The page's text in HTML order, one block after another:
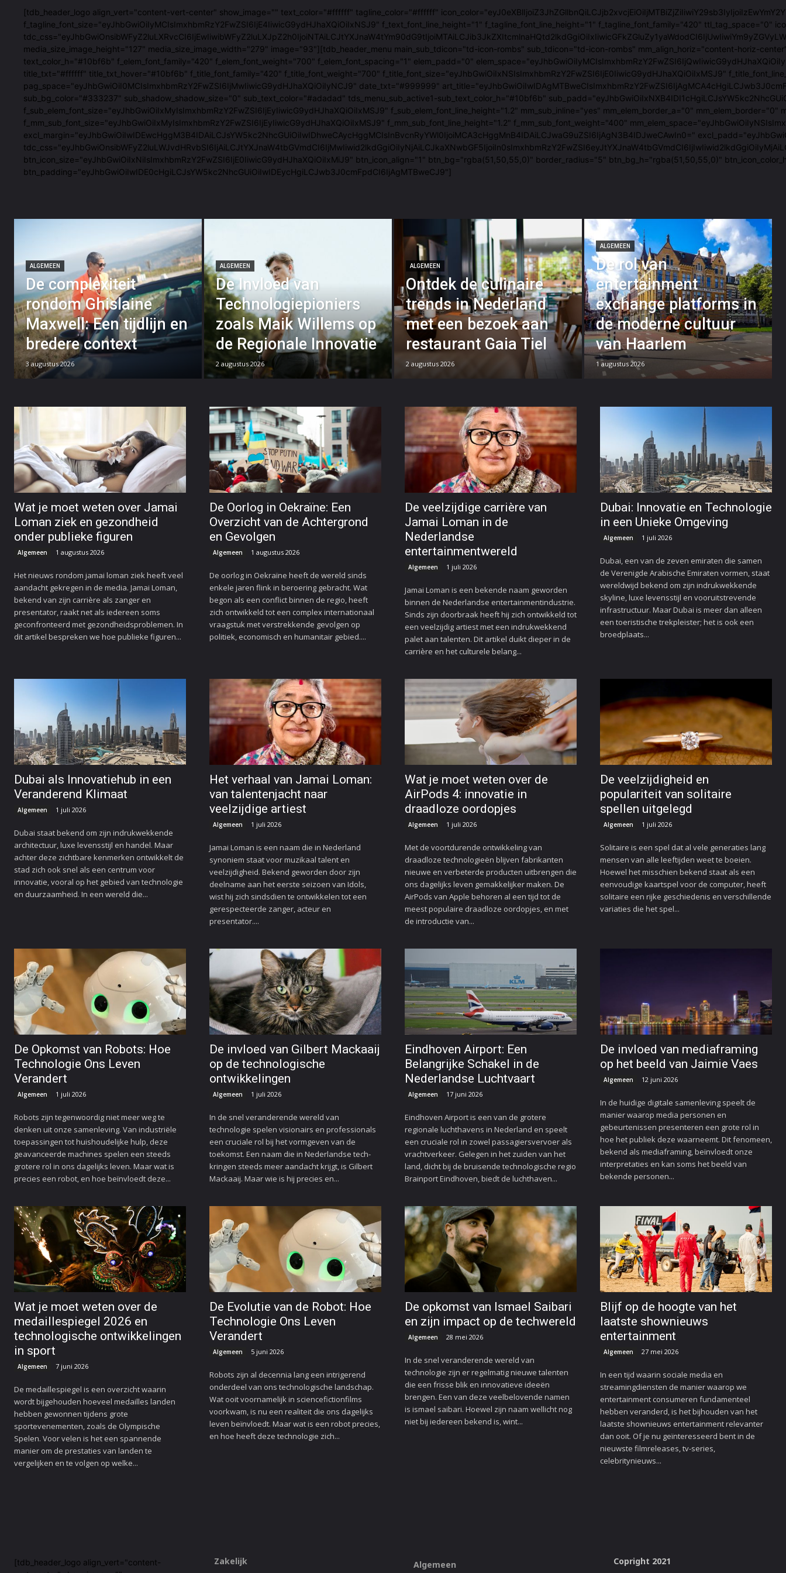
[tdb_header_logo align_vert="content-vert-center" show_image="" text_color="#ffffff" tagline_color="#ffffff"
f_tagline_font_size="eyJhbGwiOiIyMCIsImxhbmRzY2FwZSI6IjE4IiwicG9ydHJhaXQiOiIxNSJ9" f_text_font_line_height="1" f_tagline_font_line_height="1" f_tagline_font_family="420"
media_size_image_height="127" media_size_image_width="279" image="93"][tdb_header_menu main_sub_tdicon="td-icon-rombs" sub_tdicon="td-icon-rombs" mm_align_horiz="content-horiz-
text_color_h="#10bf6b" f_elem_font_family="420" f_elem_font_weight="700" f_elem_font_spacing="1" elem_padd="0"
title_txt="#ffffff" title_txt_hover="#10bf6b" f_title_font_family="420" f_title_font_weight="700" f_title_font_size="eyJhbGwiOiIxNSIsImxhbmRzY2FwZSI6IjE0IiwicG9ydHJhaXQiOiIxMSJ9"
pag_space="eyJhbGwiOiI0MCIsImxhbmRzY2FwZSI6IjMwIiwicG9ydHJhaXQiOiIyNCJ9" date_txt="#999999"
sub_bg_color="#333237" sub_shadow_shadow_size="0" sub_text_color="#adadad" tds_menu_sub_active1-sub_text_color_h="#10bf6b"
f_sub_elem_font_size="eyJhbGwiOiIxMyIsImxhbmRzY2FwZSI6IjEyIiwicG9ydHJhaXQiOiIxMSJ9" f_sub_elem_font_line_height="1.2" mm_sub_inline="yes" mm_elem_border_a="0"
f_mm_sub_font_size="eyJhbGwiOiIxMyIsImxhbmRzY2FwZSI6IjEyIiwicG9ydHJhaXQiOiIxMSJ9" f_mm_sub_font_line_height="1.2" f_mm_sub_font_weight="400"
excl_margin="eyJhbGwiOiIwIDEwcHggM3B4IDAiLCJsYW5kc2NhcGUiOiIwIDhweCAycHggMCIsInBvcnRyYWl0IjoiMCA3cHggMnB4IDAiLCJwaG9uZSI6IjAgN3B4IDJweCAwIn0="
btn_icon_size="eyJhbGwiOiIxNiIsImxhbmRzY2FwZSI6IjE0IiwicG9ydHJhaXQiOiIxMiJ9" btn_icon_align="1" btn_bg="rgba(51,50,55,0)" border_radius="5" btn_bg_h="rgba(51,50,55,0)"
btn_padding="eyJhbGwiOiIwIDE0cHgiLCJsYW5kc2NhcGUiOiIwIDEycHgiLCJwb3J0cmFpdCI6IjAgMTBweCJ9"]
ALGEMEEN
De complexiteit
rondom Ghislaine
Maxwell: Een tijdlijn en
bredere context
3 augustus 2026
ALGEMEEN
De Invloed van
Technologiepioniers
zoals Maik Willems op
de Regionale Innovatie
2 augustus 2026
ALGEMEEN
Ontdek de culinaire
trends in Nederland
met een bezoek aan
restaurant Gaia Tiel
2 augustus 2026
ALGEMEEN
De rol van
entertainment
exchange platforms in
de moderne cultuur
van Haarlem
1 augustus 2026
Wat je moet weten over Jamai
Loman ziek en gezondheid
onder publieke figuren
Algemeen 1 augustus 2026
Het nieuws rondom jamai loman ziek heeft veel
aandacht gekregen in de media. Jamai Loman,
bekend van zijn carrière als zanger en
presentator, raakt net als iedereen soms
geconfronteerd met gezondheidsproblemen. In
dit artikel bespreken we hoe publieke figuren...
De Oorlog in Oekraïne: Een
Overzicht van de Achtergrond
en Gevolgen
Algemeen 1 augustus 2026
De oorlog in Oekraïne heeft de wereld sinds
enkele jaren flink in beroering gebracht. Wat
begon als een conflict binnen de regio, heeft
zich ontwikkeld tot een complex internationaal
vraagstuk met verstrekkende gevolgen op
politiek, economisch en humanitair gebied....
De veelzijdige carrière van
Jamai Loman in de
Nederlandse
entertainmentwereld
Algemeen 1 juli 2026
Jamai Loman is een bekende naam geworden
binnen de Nederlandse entertainmentindustrie.
Sinds zijn doorbraak heeft hij zich ontwikkeld tot
een veelzijdig artiest met een indrukwekkend
palet aan talenten. Dit artikel duikt dieper in de
carrière en het culturele belang...
Dubai: Innovatie en Technologie
in een Unieke Omgeving
Algemeen 1 juli 2026
Dubai, een van de zeven emiraten die samen
de Verenigde Arabische Emiraten vormen, staat
wereldwijd bekend om zijn indrukwekkende
skyline, luxe levensstijl en vooruitstrevende
infrastructuur. Maar Dubai is meer dan alleen
een toeristische trekpleister; het is ook een
broedplaats...
Dubai als Innovatiehub in een
Veranderend Klimaat
Algemeen 1 juli 2026
Dubai staat bekend om zijn indrukwekkende
architectuur, luxe levensstijl en handel. Maar
achter deze zichtbare kenmerken ontwikkelt de
stad zich ook snel als een centrum voor
innovatie, vooral op het gebied van technologie
en duurzaamheid. In een wereld die...
Het verhaal van Jamai Loman:
van talentenjacht naar
veelzijdige artiest
Algemeen 1 juli 2026
Jamai Loman is een naam die in Nederland
synoniem staat voor muzikaal talent en
veelzijdigheid. Bekend geworden door zijn
deelname aan het eerste seizoen van Idols,
wist hij zich sindsdien te ontwikkelen tot een
gerespecteerde zanger, acteur en
presentator....
Wat je moet weten over de
AirPods 4: innovatie in
draadloze oordopjes
Algemeen 1 juli 2026
Met de voortdurende ontwikkeling van
draadloze technologieën blijven fabrikanten
nieuwe en verbeterde producten uitbrengen die
ons dagelijks leven gemakkelijker maken. De
AirPods van Apple behoren al een tijd tot de
meest populaire draadloze oordopjes, en met
de introductie van...
De veelzijdigheid en
populariteit van solitaire
spellen uitgelegd
Algemeen 1 juli 2026
Solitaire is een spel dat al vele generaties lang
mensen van alle leeftijden weet te boeien.
Hoewel het misschien bekend staat als een
eenvoudige kaartspel voor de computer, heeft
solitaire een rijke geschiedenis en verschillende
variaties die het spel...
De Opkomst van Robots: Hoe
Technologie Ons Leven
Verandert
Algemeen 1 juli 2026
Robots zijn tegenwoordig niet meer weg te
denken uit onze samenleving. Van industriële
toepassingen tot huishoudelijke hulp, deze
geavanceerde machines spelen een steeds
grotere rol in ons dagelijks leven. Maar wat is
precies een robot, en hoe beïnvloedt deze...
De invloed van Gilbert Mackaaij
op de technologische
ontwikkelingen
Algemeen 1 juli 2026
In de snel veranderende wereld van
technologie spelen visionairs en professionals
een cruciale rol bij het vormgeven van de
toekomst. Een naam die in Nederlandse tech-
kringen steeds meer aandacht krijgt, is Gilbert
Mackaaij. Maar wie is hij precies en...
Eindhoven Airport: Een
Belangrijke Schakel in de
Nederlandse Luchtvaart
Algemeen 17 juni 2026
Eindhoven Airport is een van de grotere
regionale luchthavens in Nederland en speelt
een cruciale rol in zowel passagiersvervoer als
vrachtverkeer. Gelegen in het zuiden van het
land, dicht bij de bruisende technologische regio
Brainport Eindhoven, biedt de luchthaven...
De invloed van mediaframing
op het beeld van Jaimie Vaes
Algemeen 12 juni 2026
In de huidige digitale samenleving speelt de
manier waarop media personen en
gebeurtenissen presenteren een grote rol in
hoe het publiek deze waarneemt. Dit fenomeen,
bekend als mediaframing, beïnvloedt onze
interpretaties en kan soms het beeld van
bekende personen...
Wat je moet weten over de
medaillespiegel 2026 en
technologische ontwikkelingen
in sport
Algemeen 7 juni 2026
De medaillespiegel is een overzicht waarin
wordt bijgehouden hoeveel medailles landen
hebben gewonnen tijdens grote
sportevenementen, zoals de Olympische
Spelen. Voor velen is het een spannende
manier om de prestaties van landen te
vergelijken en te volgen op welke...
De Evolutie van de Robot: Hoe
Technologie Ons Leven
Verandert
Algemeen 5 juni 2026
Robots zijn al decennia lang een intrigerend
onderdeel van ons technologische landschap.
Wat ooit voornamelijk in sciencefictionfilms
voorkwam, is nu een realiteit die ons dagelijks
leven beïnvloedt. Maar wat is een robot precies,
en hoe heeft deze technologie zich...
De opkomst van Ismael Saibari
en zijn impact op de techwereld
Algemeen 28 mei 2026
In de snel veranderende wereld van
technologie zijn er regelmatig nieuwe talenten
die een frisse blik en innovatieve ideeën
brengen. Een van deze veelbelovende namen
is ismael saibari. Hoewel zijn naam wellicht nog
niet bij iedereen bekend is, wint...
Blijf op de hoogte van het
laatste shownieuws
entertainment
Algemeen 27 mei 2026
In een tijd waarin sociale media en
streamingdiensten de manier waarop we
entertainment consumeren fundamenteel
hebben veranderd, is het bijhouden van het
laatste shownieuws entertainment relevanter
dan ooit. Of je nu geïnteresseerd bent in de
nieuwste filmreleases, tv-series,
celebritynieuws...
[tdb_header_logo align_vert="content-
Zakelijk
Algemeen
Copright 2021